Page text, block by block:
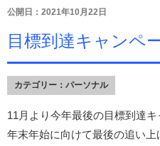
公開日：2021年10月22日
目標到達キャンペ
カテゴリー： パーソナル
11月より今年最後の目標到達
年末年始に向けて最後の追い上